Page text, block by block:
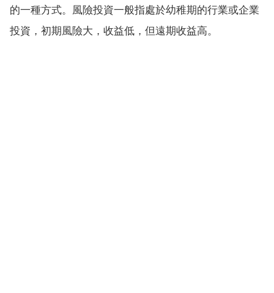
的一種方式。風險投資一般指處於幼稚期的行業或企業
投資，初期風險大，收益低，但遠期收益高。